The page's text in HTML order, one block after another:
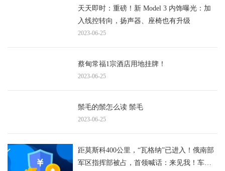
天天即时：重磅！新 Model 3 内饰曝光：加
入线控转向，扬声器、座椅也有升级
2023-06-25
蔡甸常福1宗酒店用地挂牌！
2023-06-25
鬃毛的鬃怎么读 鬃毛
2023-06-25
距莫斯科400公里，“瓦格纳”已进入！俄南部
军区指挥部被占，首领喊话：来见我！车